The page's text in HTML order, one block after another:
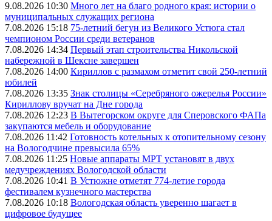
9.08.2026 10:30 Много лет на благо родного края: истории о
муниципальных служащих региона
7.08.2026 15:18 75-летний бегун из Великого Устюга стал
чемпионом России среди ветеранов
7.08.2026 14:34 Первый этап строительства Никольской
набережной в Шексне завершен
7.08.2026 14:00 Кириллов с размахом отметит свой 250-летний
юбилей
7.08.2026 13:35 Знак столицы «Серебряного ожерелья России»
Кириллову вручат на Дне города
7.08.2026 12:23 В Вытегорском округе для Сперовского ФАПа
закупаются мебель и оборудование
7.08.2026 11:42 Готовность котельных к отопительному сезону
на Вологодчине превысила 65%
7.08.2026 11:25 Новые аппараты МРТ установят в двух
медучреждениях Вологодской области
7.08.2026 10:41 В Устюжне отметят 774-летие города
фестивалем кузнечного мастерства
7.08.2026 10:18 Вологодская область уверенно шагает в
цифровое будущее